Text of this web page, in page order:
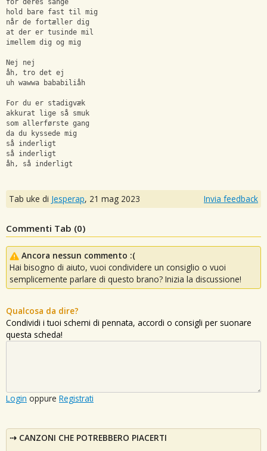
for deres sange
hold bare fast til mig
når de fortæller dig
at der er tusinde mil
imellem dig og mig
Nej nej
åh, tro det ej
uh wawwa bababiliåh
For du er stadigvæk
akkurat lige så smuk
som allerførste gang
da du kyssede mig
så inderligt
så inderligt
åh, så inderligt
Tab uke di Jesperap, 21 mag 2023 Invia feedback
Commenti Tab (0)
Ancora nessun commento :(
Hai bisogno di aiuto, vuoi condividere un consiglio o vuoi
semplicemente parlare di questo brano? Inizia la discussione!
Qualcosa da dire?
Condividi i tuoi schemi di pennata, accordi o consigli per suonare
questa scheda!
Login oppure Registrati
CANZONI CHE POTREBBERO PIACERTI